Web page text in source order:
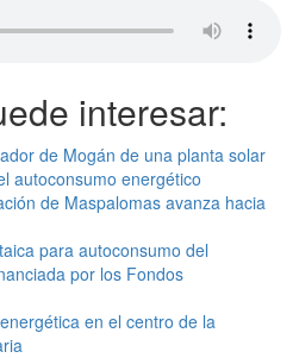
interesar:
de Mogán de una planta solar
autoconsumo energético
de Maspalomas avanza hacia
para autoconsumo del
por los Fondos
en el centro de la